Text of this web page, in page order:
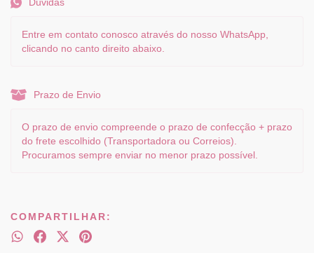
Dúvidas
Entre em contato conosco através do nosso WhatsApp,
clicando no canto direito abaixo.
Prazo de Envio
O prazo de envio compreende o prazo de confecção + prazo
do frete escolhido (Transportadora ou Correios).
Procuramos sempre enviar no menor prazo possível.
COMPARTILHAR: